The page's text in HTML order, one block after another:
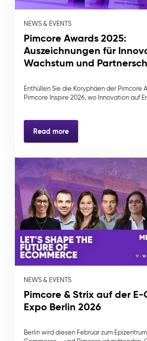
NEWS & EVENTS
Pimcore Awards 2025:
Auszeichnungen für
Wachstum und
Enthüllen Sie die Koryphäen der Pimcore
Pimcore Inspire 2026, wo Innovation auf
Read more
NEWS & EVENTS
Pimcore & Strix auf der E-
Expo Berlin 2026
Berlin wird diesen Februar zum